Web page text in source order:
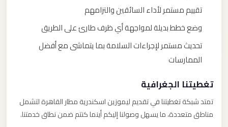
تقييم مستمر لأداء السائقين والتزامهم
وضع خطط بديلة لمواجهة أي ظرف طارئ على الطريق
تحديث مستمر لإجراءات السلامة بما يتماشى مع أفضل
الممارسات
تغطيتنا الجغرافية
تمتد شبكة تغطيتنا في تقديم ليموزين اسكندرية مطار القاهرة لتشمل
مناطق متعددة، ما يسهل وصولنا إليكم أينما كنتم ضمن نطاق خدمتنا.